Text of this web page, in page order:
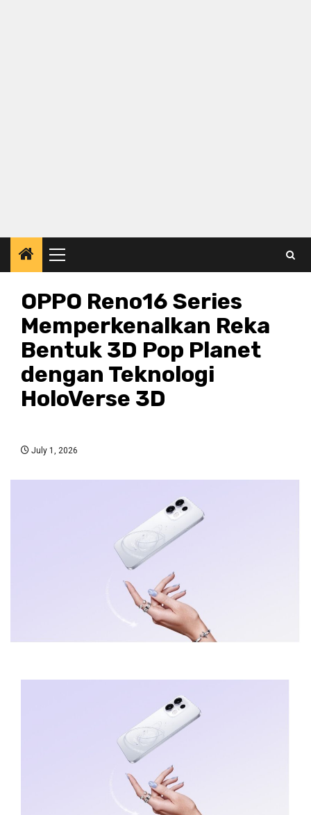
Primary
Menu
OPPO Reno16 Series
Memperkenalkan Reka
Bentuk 3D Pop Planet
dengan Teknologi
HoloVerse 3D
July 1, 2026